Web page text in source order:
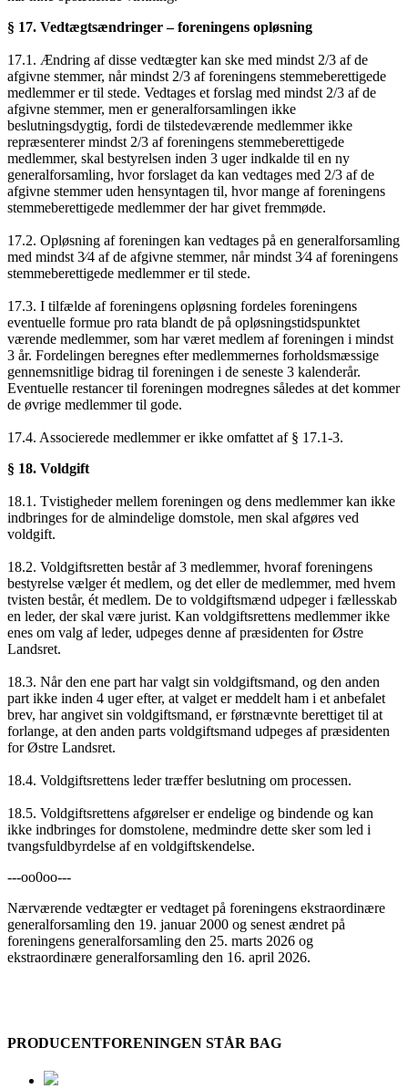
§ 17. Vedtægtsændringer – foreningens opløsning
17.1. Ændring af disse vedtægter kan ske med mindst 2/3 af de
afgivne stemmer, når mindst 2/3 af foreningens stemmeberettigede
medlemmer er til stede. Vedtages et forslag med mindst 2/3 af de
afgivne stemmer, men er generalforsamlingen ikke
beslutningsdygtig, fordi de tilstedeværende medlemmer ikke
repræsenterer mindst 2/3 af foreningens stemmeberettigede
medlemmer, skal bestyrelsen inden 3 uger indkalde til en ny
generalforsamling, hvor forslaget da kan vedtages med 2/3 af de
afgivne stemmer uden hensyntagen til, hvor mange af foreningens
stemmeberettigede medlemmer der har givet fremmøde.
17.2. Opløsning af foreningen kan vedtages på en generalforsamling
med mindst 3⁄4 af de afgivne stemmer, når mindst 3⁄4 af foreningens
stemmeberettigede medlemmer er til stede.
17.3. I tilfælde af foreningens opløsning fordeles foreningens
eventuelle formue pro rata blandt de på opløsningstidspunktet
værende medlemmer, som har været medlem af foreningen i mindst
3 år. Fordelingen beregnes efter medlemmernes forholdsmæssige
gennemsnitlige bidrag til foreningen i de seneste 3 kalenderår.
Eventuelle restancer til foreningen modregnes således at det kommer
de øvrige medlemmer til gode.
17.4. Associerede medlemmer er ikke omfattet af § 17.1-3.
§ 18. Voldgift
18.1. Tvistigheder mellem foreningen og dens medlemmer kan ikke
indbringes for de almindelige domstole, men skal afgøres ved
voldgift.
18.2. Voldgiftsretten består af 3 medlemmer, hvoraf foreningens
bestyrelse vælger ét medlem, og det eller de medlemmer, med hvem
tvisten består, ét medlem. De to voldgiftsmænd udpeger i fællesskab
en leder, der skal være jurist. Kan voldgiftsrettens medlemmer ikke
enes om valg af leder, udpeges denne af præsidenten for Østre
Landsret.
18.3. Når den ene part har valgt sin voldgiftsmand, og den anden
part ikke inden 4 uger efter, at valget er meddelt ham i et anbefalet
brev, har angivet sin voldgiftsmand, er førstnævnte berettiget til at
forlange, at den anden parts voldgiftsmand udpeges af præsidenten
for Østre Landsret.
18.4. Voldgiftsrettens leder træffer beslutning om processen.
18.5. Voldgiftsrettens afgørelser er endelige og bindende og kan
ikke indbringes for domstolene, medmindre dette sker som led i
tvangsfuldbyrdelse af en voldgiftskendelse.
---oo0oo---
Nærværende vedtægter er vedtaget på foreningens ekstraordinære
generalforsamling den 19. januar 2000 og senest ændret på
foreningens generalforsamling den 25. marts 2026 og
ekstraordinære generalforsamling den 16. april 2026.
PRODUCENTFORENINGEN STÅR BAG